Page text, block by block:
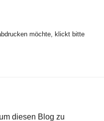
möchte, klickt bitte
diesen Blog zu